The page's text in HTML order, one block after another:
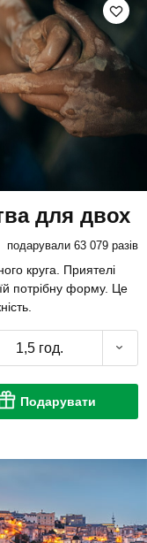
для двох
подарували 63 079 разів
круга. Приятелі
потрібну форму. Це
1,5 год.
Подарувати